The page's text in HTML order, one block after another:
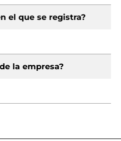
el que se registra?
la empresa?